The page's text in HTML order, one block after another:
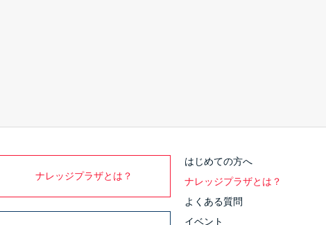
ナレッジプラザとは？
はじめての方へ
ナレッジプラザとは？
よくある質問
イベント